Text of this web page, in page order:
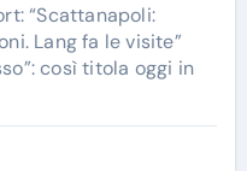
“Scattanapoli:
Lang fa le visite”
così titola oggi in